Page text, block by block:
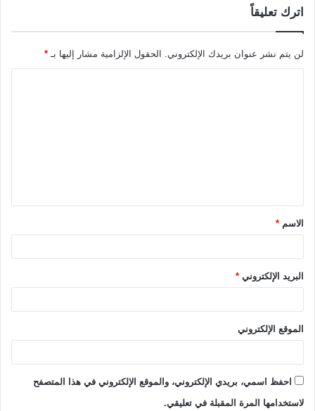
اترك تعليقاً
لن يتم نشر عنوان بريدك الإلكتروني. الحقول الإلزامية مشار إليها بـ *
ق
*الاسم *
البريد الإلكتروني *
الموقع الإلكتروني
احفظ اسمي، بريدي الإلكتروني، والموقع الإلكتروني في هذا المتصفح
لاستخدامها المرة المقبلة في تعليقي.